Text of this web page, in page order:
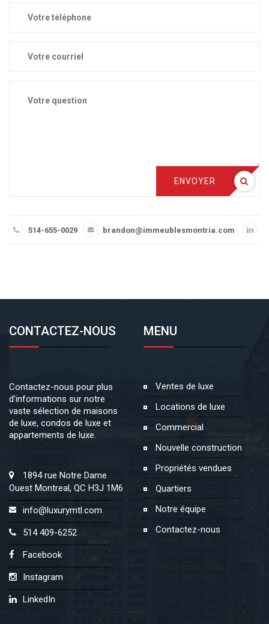
ENVOYER
514-655-0029 brandon@immeublesmontria.com
CONTACTEZ-NOUS
Contactez-nous pour plus
d'informations sur notre
vaste sélection de maisons
de luxe, condos de luxe et
appartements de luxe.
1894 rue Notre Dame
Ouest Montreal, QC H3J 1M6
info@luxurymtl.com
514 409-6252
Facebook
Instagram
LinkedIn
MENU
Ventes de luxe
Locations de luxe
Commercial
Nouvelle construction
Propriétés vendues
Quartiers
Notre équipe
Contactez-nous